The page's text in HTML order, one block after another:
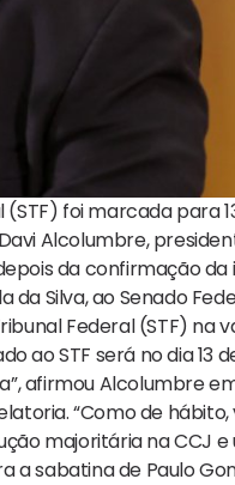
foi marcada para
Alcolumbre,
da confirmação da
da Silva, ao Senado
Federal (STF) na
ao STF será no dia 13
afirmou Alcolumbre
“Como de hábito,
majoritária na CCJ e
a sabatina de Paulo